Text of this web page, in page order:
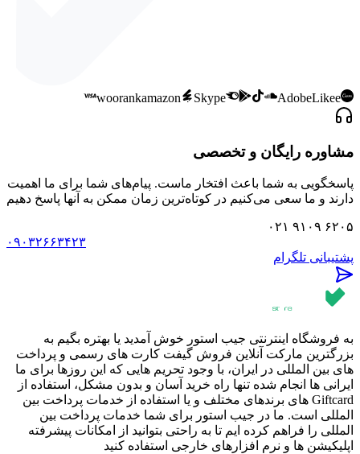
woorankamazon Skype AdobeLikee
مشاوره رایگان و تخصصی
پاسخگویی به شما باعث افتخار ماست. پیام‌های شما برای ما اهمیت
دارند و ما سعی می‌کنیم در کوتاه‌ترین زمان ممکن به آنها پاسخ دهیم
۰۲۱ ۹۱۰۹ ۶۲۰۵
۰۹۰۳۲۶۶۳۴۲۳
پشتیبانی تلگرام
به فروشگاه اینترنتی جیب استور خوش آمدید یا بهتره بگیم به
بزرگترین مارکت آنلاین فروش گیفت کارت های رسمی و پرداخت
های بین المللی در ایران، با وجود تحریم هایی که این روزها برای ما
ایرانی ها انجام شده تنها راه خرید آسان و بدون مشکل، استفاده از
Giftcard های برندهای مختلف و یا استفاده از خدمات پرداخت بین
المللی است. ما در جیب استور برای شما خدمات پرداخت بین
المللی را فراهم کرده ایم تا به راحتی بتوانید از امکانات پیشرفته
اپلیکیشن ها و نرم افزارهای خارجی استفاده کنید